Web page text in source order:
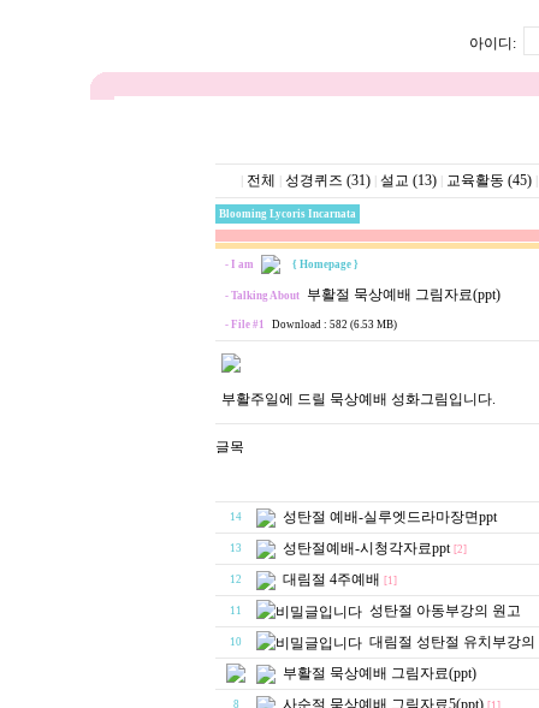
아이디:
전체 성경퀴즈 (31) 설교 (13) 교육활동 (45)
Blooming Lycoris Incarnata
- I am { Homepage }
- Talking About 부활절 묵상예배 그림자료(ppt)
- File #1 Download : 582 (6.53 MB)
부활주일에 드릴 묵상예배 성화그림입니다.
14 성탄절 예배-실루엣드라마장면ppt
13 성탄절예배-시청각자료ppt [2]
12 대림절 4주예배 [1]
11 성탄절 아동부강의 원고
10
대림절 성탄절 유치부강의
부활절 묵상예배 그림자료(ppt)
8 사순절 묵상예배 그림자료5(ppt) [1]